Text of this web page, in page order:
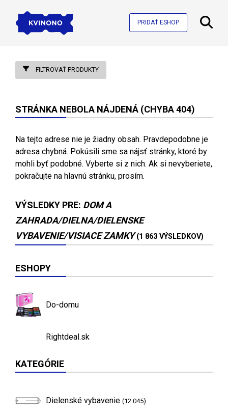
PRIDAŤ ESHOP
FILTROVAŤ PRODUKTY
STRÁNKA NEBOLA NÁJDENÁ (CHYBA 404)
Na tejto adrese nie je žiadny obsah. Pravdepodobne je
adresa chybná. Pokúsili sme sa nájsť stránky, ktoré by
mohli byť podobné. Vyberte si z nich. Ak si nevyberiete,
pokračujte na hlavnú stránku, prosím.
VÝSLEDKY PRE: DOM A
ZAHRADA/DIELNA/DIELENSKE
VYBAVENIE/VISIACE ZAMKY (1 863 VÝSLEDKOV)
ESHOPY
Do-domu
Rightdeal.sk
KATEGÓRIE
Dielenské vybavenie (12 045)